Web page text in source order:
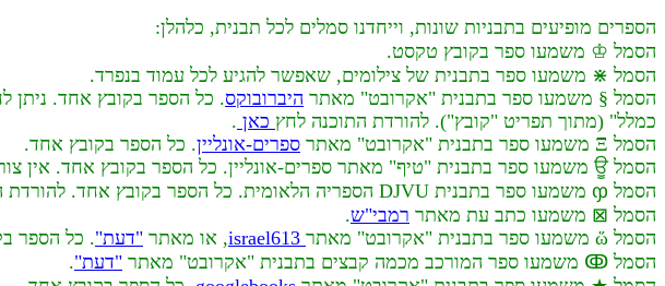
הספרים מופיעים בתבניות שונות, וייחדנו סמלים לכל תבנית, כלהלן:
הסמל ♔ משמעו ספר בקובץ טקסט.
הסמל ⋇ משמעו ספר בתבנית של צילומים, שאפשר להגיע לכל עמוד בנפרד.
הסמל § משמעו ספר בתבנית "אקרובט" מאתר היברובוקס. כל הספר בקובץ אחד. ניתן
כמלל" (מתוך תפריט "קובץ"). להורדת התוכנה לחץ כאן .
הסמל Ξ משמעו ספר בתבנית "אקרובט" מאתר
ספרים-אונליין. כל הספר בקובץ אחד.
הסמל ਊ משמעו ספר בתבנית "טיף" מאתר ספרים-אונליין. כל הספר בקובץ אחד. אין צורך בתוכנה מיוחדת לצפות בו.
הסמל ჶ משמעו ספר בתבנית DJVU הספריה הלאומית. כל הספר בקובץ אחד. להורדת התוכנה לחץ
הסמל ⊠ משמעו כתב עת מאתר רמבי"ש.
הסמל ὥ משמעו ספר בתבנית "אקרובט" מאתר
, או מאתר "דעת". כל הספר
הסמל ↂ משמעו ספר המורכב מכמה קבצים בתבנית "אקרובט" מאתר
"דעת".